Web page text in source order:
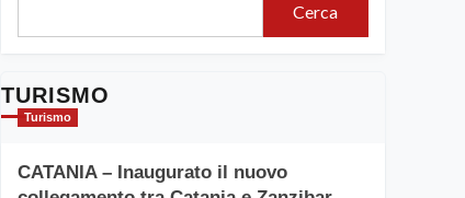
Cerca
TURISMO
Turismo
CATANIA – Inaugurato il nuovo